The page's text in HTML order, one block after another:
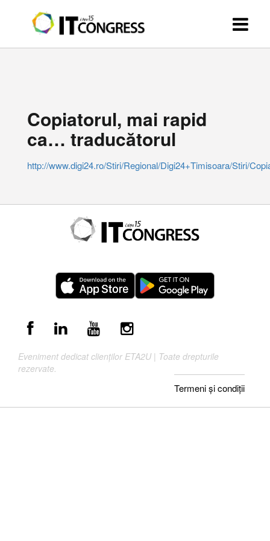
Copiatorul, mai rapid
ca… traducătorul
http://www.digi24.ro/Stiri/Regional/Digi24+Timisoara/Stiri/
Eveniment dedicat clienților ETA2U | Toate drepturile
rezervate.
Termeni și condiții